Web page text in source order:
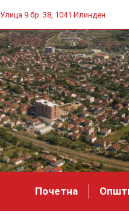
Улица 9 бр. 38, 1041 Илинден
Почетна